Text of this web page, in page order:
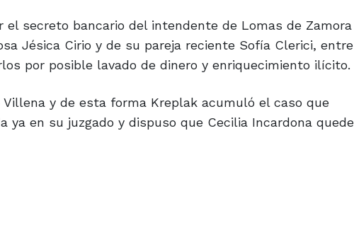
secreto bancario del intendente de Lomas de Zamora
Jésica Cirio y de su pareja reciente Sofía Clerici, entre
por posible lavado de dinero y enriquecimiento ilícito.
y de esta forma Kreplak acumuló el caso que
en su juzgado y dispuso que Cecilia Incardona quede